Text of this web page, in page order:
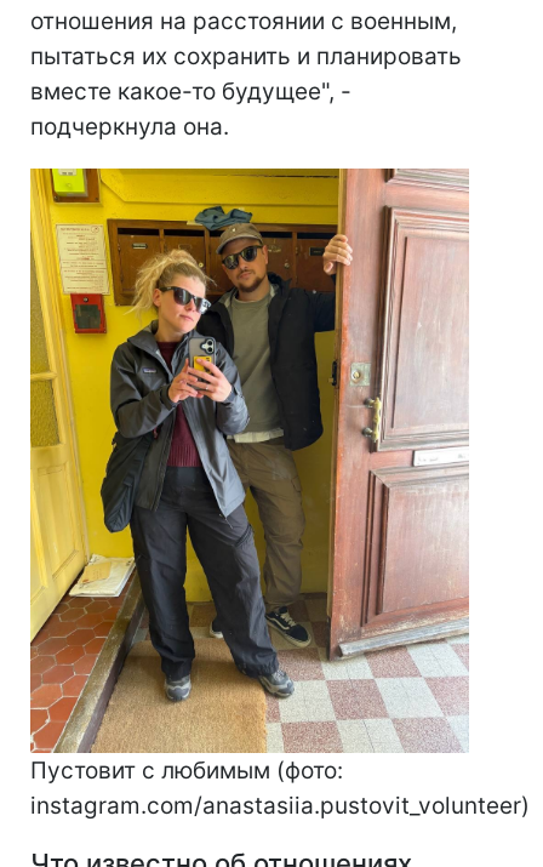
отношения на расстоянии с военным,
пытаться их сохранить и планировать
вместе какое-то будущее", -
подчеркнула она.
Пустовит с любимым (фото:
instagram.com/anastasiia.pustovit_volunteer)